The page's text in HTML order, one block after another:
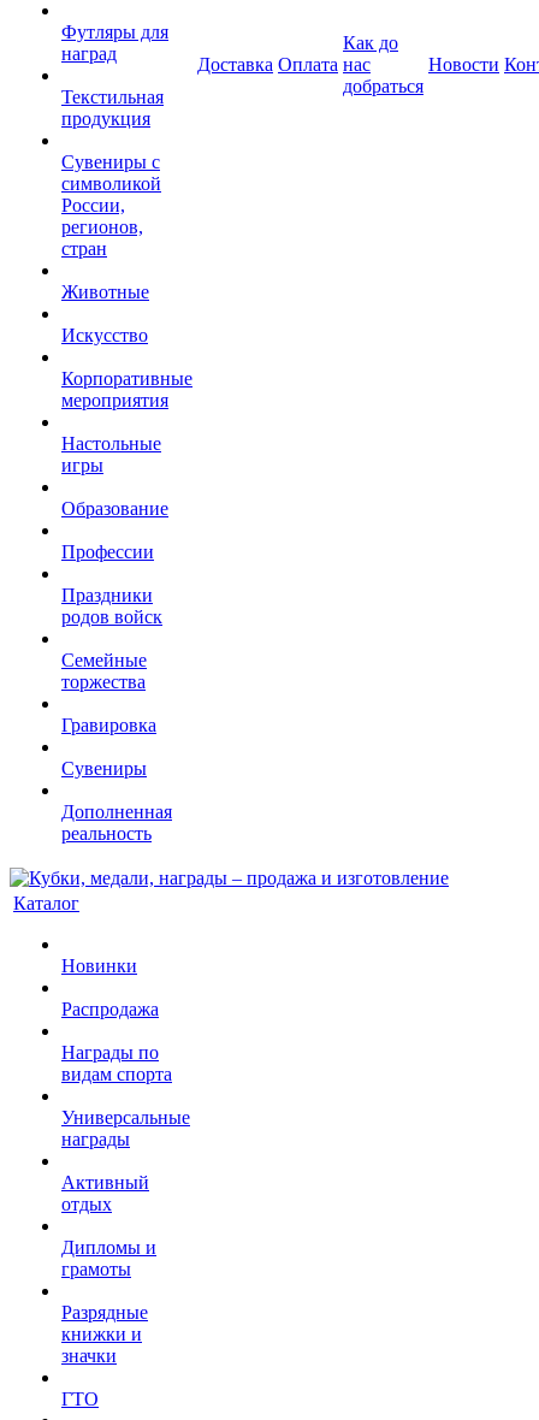
Футляры для
наград
Текстильная
продукция
Сувениры с
символикой
России,
регионов,
стран
Животные
Искусство
Корпоративные
мероприятия
Настольные
игры
Образование
Профессии
Праздники
родов войск
Семейные
торжества
Гравировка
Сувениры
Дополненная
реальность
Доставка Оплата
Как до
нас
добраться
Новости
Каталог
Новинки
Распродажа
Награды по
видам спорта
Универсальные
награды
Активный
отдых
Дипломы и
грамоты
Разрядные
книжки и
значки
ГТО